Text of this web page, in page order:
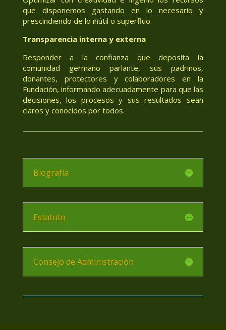
que disponemos gastando en lo necesario y
prescindiendo de lo inútil o superfluo.
Transparencia interna y externa
Responder a la confianza que deposita la
comunidad germano parlante, sus padrinos,
donantes, protectores y colaboradores en la
Fundación, informando adecuadamente para que las
decisiones, los procesos y sus resultados sean
claros y conocidos por todos.
Biografía
Estatuto
Consejo de Administración